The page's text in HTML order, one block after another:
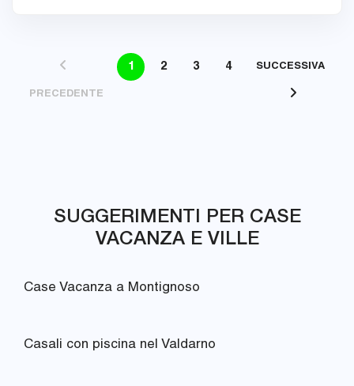
PRECEDENTE
1 2 3 4 SUCCESSIVA
SUGGERIMENTI PER CASE
VACANZA E VILLE
Case Vacanza a Montignoso
Casali con piscina nel Valdarno